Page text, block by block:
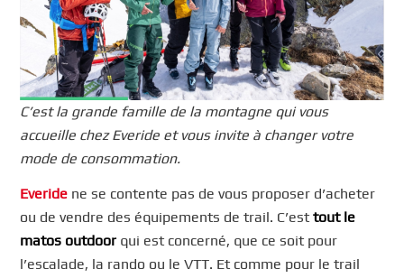
C’est la grande famille de la montagne qui vous
accueille chez Everide et vous invite à changer votre
mode de consommation.
Everide ne se contente pas de vous proposer d’acheter
ou de vendre des équipements de trail. C’esttout le
matos outdoor qui est concerné, que ce soit pour
l’escalade, la rando ou le VTT. Et comme pour le trail